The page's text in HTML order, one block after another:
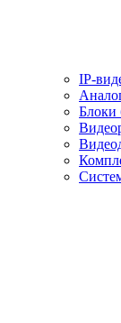
IP-
Блоки